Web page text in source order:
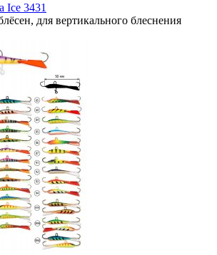
Ice 3431
для вертикального блеснения